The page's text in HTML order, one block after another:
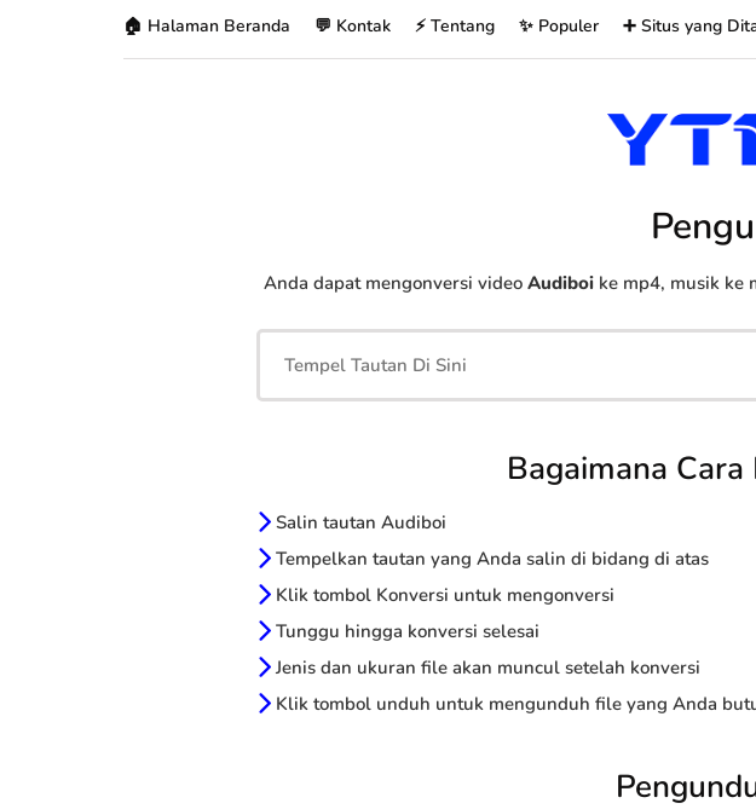
🏠 Halaman Beranda 💬 Kontak ⚡ Tentang ✨ Populer ➕ Situs yang
Anda dapat mengonversi video Audiboike mp4, musik ke
Bagaimana
Salin tautan Audiboi
Tempelkan tautan yang Anda salin di bidang di atas
Klik tombol Konversi untuk mengonversi
Tunggu hingga konversi selesai
Jenis dan ukuran file akan muncul setelah konversi
Klik tombol unduh untuk mengunduh file yang Anda